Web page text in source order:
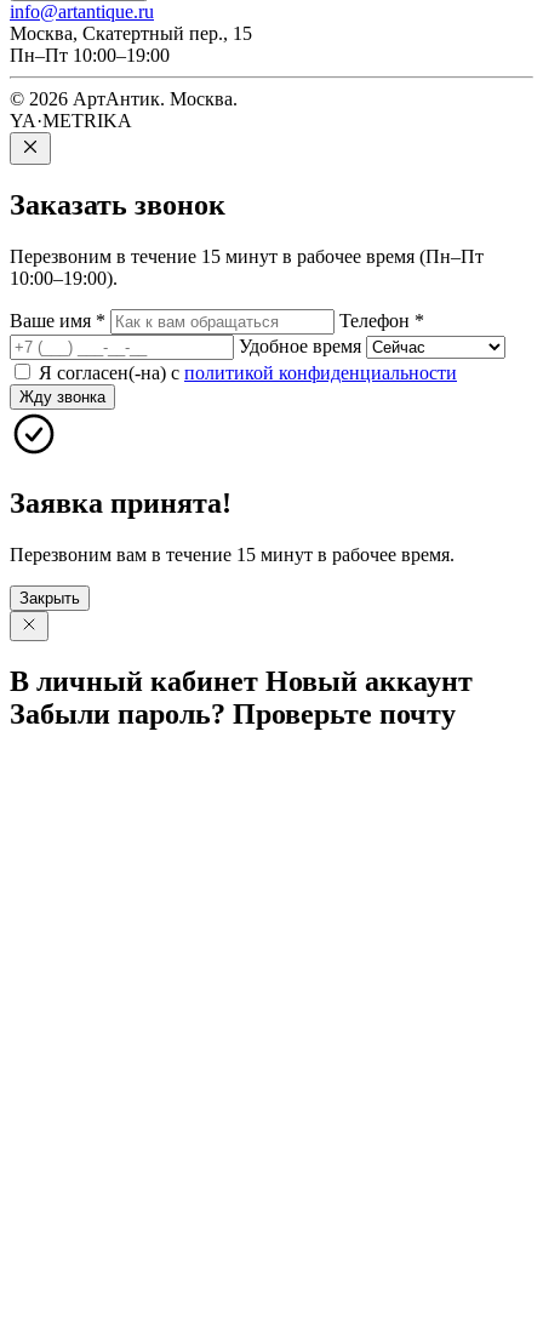
info@artantique.ru
Москва, Скатертный пер., 15
Пн–Пт 10:00–19:00
© 2026 АртАнтик. Москва.
YA·METRIKA
Заказать звонок
Перезвоним в течение 15 минут в рабочее время (Пн–Пт
10:00–19:00).
Ваше имя * Телефон *
Удобное время
Я согласен(-на) с политикой конфиденциальности
Жду звонка
Заявка принята!
Перезвоним вам в течение 15 минут в рабочее время.
Закрыть
В личный кабинет Новый аккаунт
Забыли пароль? Проверьте почту